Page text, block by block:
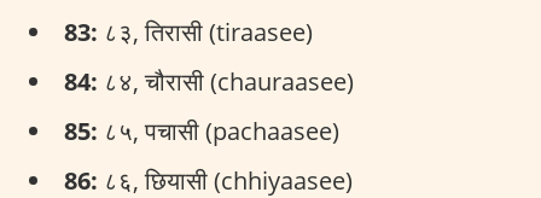
83: ८३, तिरासी (tiraasee)
84: ८४, चौरासी (chauraasee)
85: ८५, पचासी (pachaasee)
86: ८६, छियासी (chhiyaasee)